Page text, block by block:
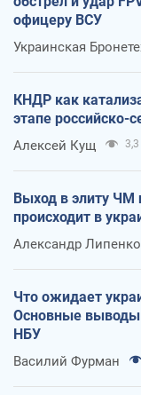
офицеру ВСУ
Украинская
КНДР как
этапе российско-
Алексей Кущ 3,3
Выход в элиту ЧМ
происходит в
Александр Липенко
Что ожидает
Основные выводы
НБУ
Василий Фурман